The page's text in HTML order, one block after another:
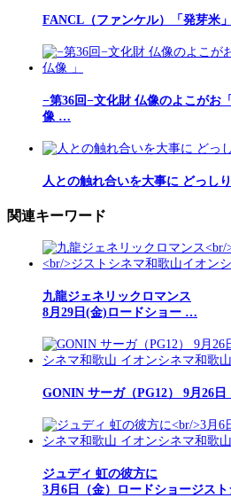
FANCL（ファンケル）「発芽米」
−第36回−文化財 仏像のよこがお
像 …
人との触れ合いを大事に どっし
関連キーワード
九龍ジェネリックロマンス
8月29日(金)ロードショー …
GONIN サーガ（PG12） 9月26
ジュディ 虹の彼方に
3月6日（金）ロードショージス